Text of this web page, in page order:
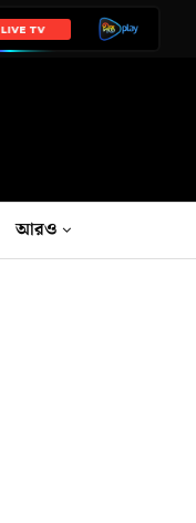
LIVE TV
আরও